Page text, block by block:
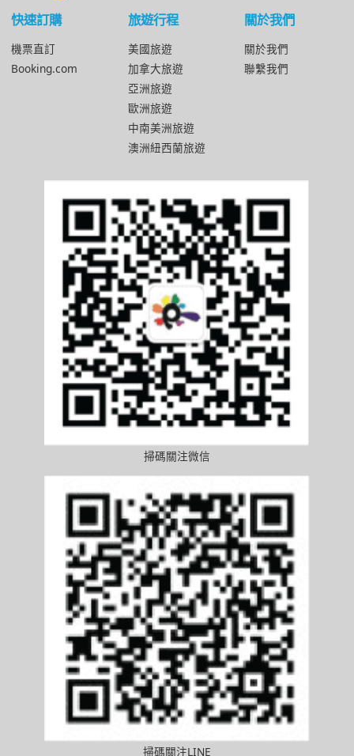
快速訂購
機票直訂
Booking.com
旅遊行程
美國旅遊
加拿大旅遊
亞洲旅遊
歐洲旅遊
中南美洲旅遊
澳洲紐西蘭旅遊
關於我們
關於我們
聯繫我們
掃碼關注微信
掃碼關注LINE